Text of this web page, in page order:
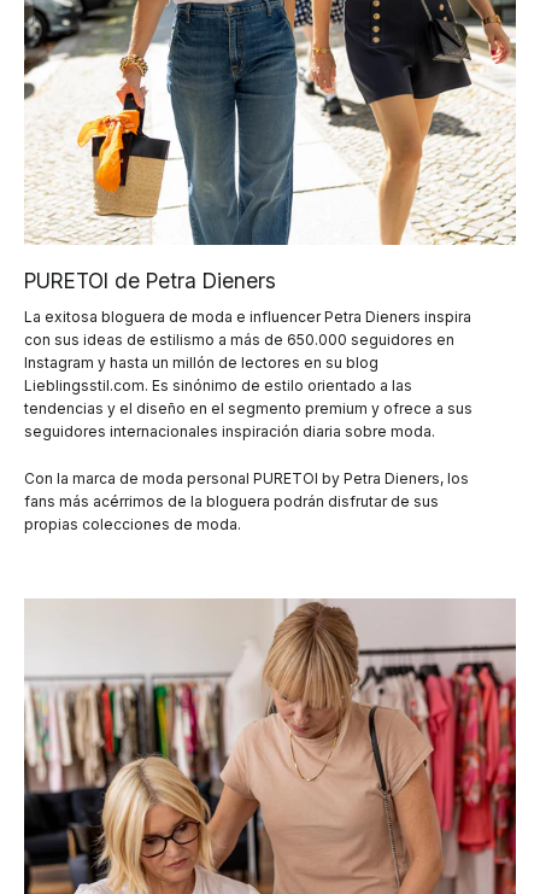
PURETOI de Petra Dieners
La exitosa bloguera de moda e influencer Petra Dieners inspira
con sus ideas de estilismo a más de 650.000 seguidores en
Instagram y hasta un millón de lectores en su blog
Lieblingsstil.com. Es sinónimo de estilo orientado a las
tendencias y el diseño en el segmento premium y ofrece a sus
seguidores internacionales inspiración diaria sobre moda.
Con la marca de moda personal PURETOI by Petra Dieners, los
fans más acérrimos de la bloguera podrán disfrutar de sus
propias colecciones de moda.